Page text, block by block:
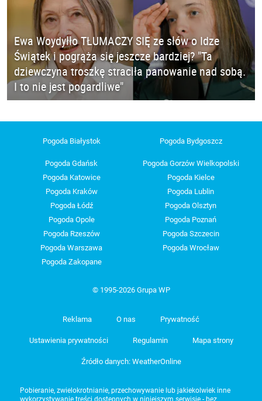
Ewa Woydyłło TŁUMACZY SIĘ ze słów o Idze
Świątek i pogrąża się jeszcze bardziej? "Ta
dziewczyna troszkę straciła panowanie nad sobą.
I to nie jest pogardliwe"
Pogoda Białystok Pogoda Bydgoszcz
Pogoda Gdańsk
Pogoda Gorzów Wielkopolski
Pogoda Katowice
Pogoda Kielce
Pogoda Kraków
Pogoda Lublin
Pogoda Łódź
Pogoda Olsztyn
Pogoda Opole
Pogoda Poznań
Pogoda Rzeszów
Pogoda Szczecin
Pogoda Warszawa
Pogoda Wrocław
Pogoda Zakopane
© 1995-2026 Grupa WP
Reklama O nas Prywatność
Ustawienia prywatności Regulamin Mapa strony
Źródło danych: WeatherOnline
Pobieranie, zwielokrotnianie, przechowywanie lub jakiekolwiek inne
wykorzystywanie treści dostępnych w niniejszym serwisie - bez